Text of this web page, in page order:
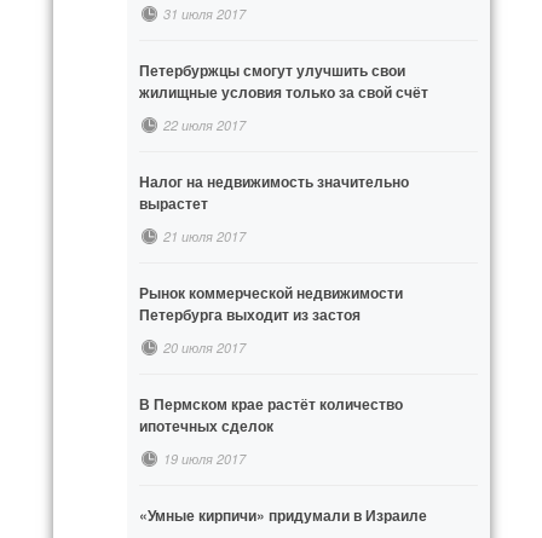
31 июля 2017
Петербуржцы смогут улучшить свои
жилищные условия только за свой счёт
22 июля 2017
Налог на недвижимость значительно
вырастет
21 июля 2017
Рынок коммерческой недвижимости
Петербурга выходит из застоя
20 июля 2017
В Пермском крае растёт количество
ипотечных сделок
19 июля 2017
«Умные кирпичи» придумали в Израиле